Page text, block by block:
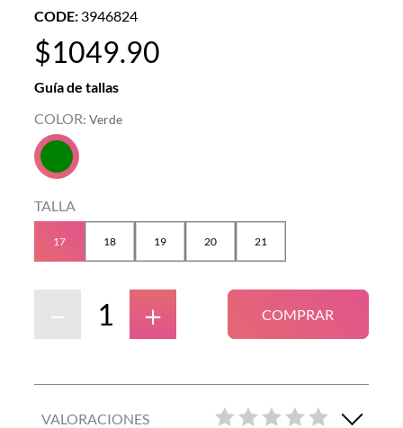
CODE: 3946824
$1049.90
Guía de tallas
COLOR: Verde
TALLA
17 18 19 20 21
＋
－ COMPRAR
VALORACIONES